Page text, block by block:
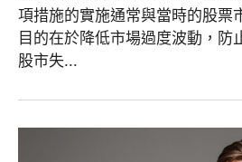
項措施的實施通常與當時的股票
目的在於降低市場過度波動，防
股市失...